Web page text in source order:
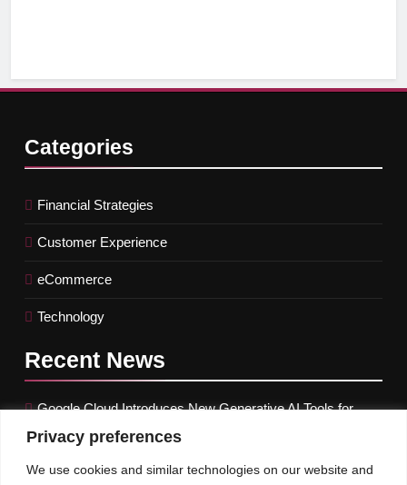
Privacy preferences
We use cookies and similar technologies on our website and
Categories
Financial Strategies
Customer Experience
eCommerce
Technology
Recent News
Google Cloud Introduces New Generative AI Tools for
Retailers
Treasury yields marginally increase before the Fed